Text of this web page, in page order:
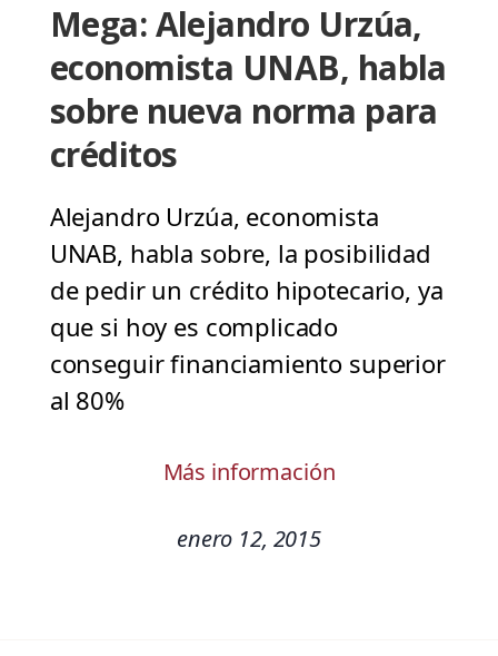
Mega: Alejandro Urzúa,
economista UNAB, habla
sobre nueva norma para
créditos
Alejandro Urzúa, economista
UNAB, habla sobre, la posibilidad
de pedir un crédito hipotecario, ya
que si hoy es complicado
conseguir financiamiento superior
al 80%
Más información
enero 12, 2015